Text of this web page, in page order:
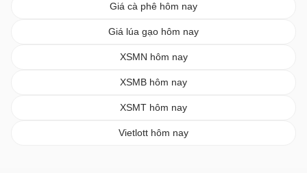
Giá cà phê hôm nay
Giá lúa gạo hôm nay
XSMN hôm nay
XSMB hôm nay
XSMT hôm nay
Vietlott hôm nay